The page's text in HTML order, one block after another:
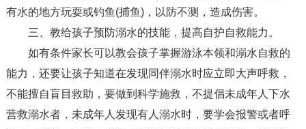
有水的地方玩耍或钓鱼(捕鱼)，以防不测，造成伤害。
三、教给孩子预防溺水的技能，提高自护自救能力。
如有条件家长可以教会孩子掌握游泳本领和溺水自救的
能力，还要让孩子知道在发现同伴溺水时应立即大声呼救，
不能擅自盲目救助，要做到科学施救，不提倡未成年人下水
营救溺水者，未成年人发现有人溺水时，要学会报警或者呼